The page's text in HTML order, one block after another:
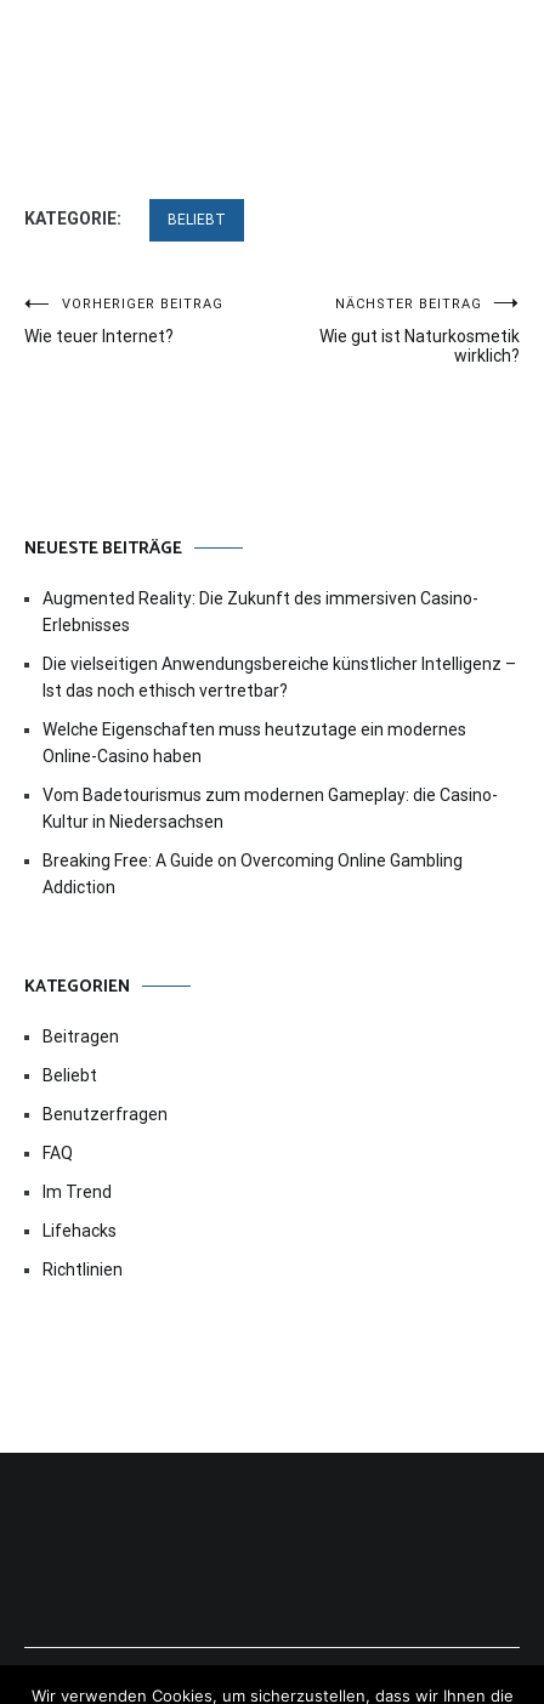
KATEGORIE: BELIEBT
Beitragsnavigation
VORHERIGER BEITRAG
Wie teuer Internet?
NÄCHSTER BEITRAG
Wie gut ist Naturkosmetik
wirklich?
NEUESTE BEITRÄGE
Augmented Reality: Die Zukunft des immersiven Casino-
Erlebnisses
Die vielseitigen Anwendungsbereiche künstlicher Intelligenz –
Ist das noch ethisch vertretbar?
Welche Eigenschaften muss heutzutage ein modernes
Online-Casino haben
Vom Badetourismus zum modernen Gameplay: die Casino-
Kultur in Niedersachsen
Breaking Free: A Guide on Overcoming Online Gambling
Addiction
KATEGORIEN
Beitragen
Beliebt
Benutzerfragen
FAQ
Im Trend
Lifehacks
Richtlinien
Copyright © 2026ExpressAntworten.com . All rights reserved.
Wir verwenden Cookies, um sicherzustellen, dass wir Ihnen die